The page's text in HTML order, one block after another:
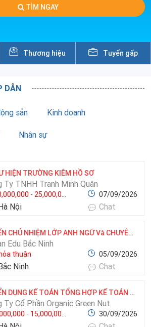
TÌM NGAY
DẪN
sản Kinh doanh
Nhân sự
HIỆN TRƯỜNG KIÊM HỒ SƠ
Ty TNHH Tranh Minh Quân
- 25,000,000 VNĐ 07/09/2026
Nội Chat
TUYỂN CHỦ NHIỆM LỚP ANH NGỮ Và CHUYÊN VIÊN TƯ VẤN GIÁO DỤC LÀM NGAY
Edu Bắc Ninh
thuận 05/09/2026
Ninh Chat
TUYỂN DỤNG KẾ TOÁN TỔNG HỢP KẾ TOÁN BÁN HÀNG
Ty Cổ Phần Organic Green Nut
- 15,000,000 VNĐ 30/09/2026